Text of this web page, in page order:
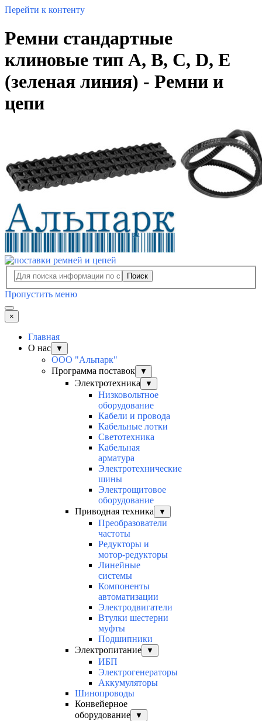
Перейти к контенту
Ремни стандартные
клиновые тип A, B, C, D, E
(зеленая линия) - Ремни и
цепи
Поиск
Пропустить меню
×
Главная
О нас
▼
ООО "Альпарк"
Программа поставок
▼
Электротехника ▼
Низковольтное
оборудование
Кабели и провода
Кабельные лотки
Светотехника
Кабельная
арматура
Электротехнические
шины
Электрощитовое
оборудование
Приводная техника
▼
Преобразователи
частоты
Редукторы и
мотор-редукторы
Линейные
системы
Компоненты
автоматизации
Электродвигатели
Втулки шестерни
муфты
Подшипники
Электропитание
▼
ИБП
Электрогенераторы
Аккумуляторы
Шинопроводы
Конвейерное
оборудование
▼